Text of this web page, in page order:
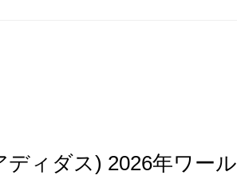
ディダス) 2026年ワー